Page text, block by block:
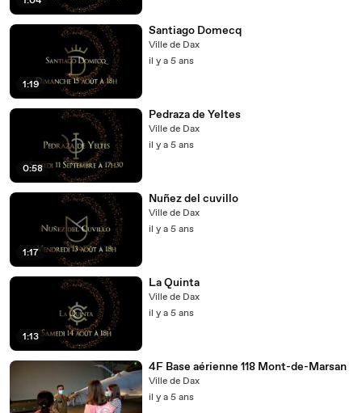
1:19
Santiago Domecq
Ville de Dax
il y a 5 ans
0:58
Pedraza de Yeltes
Ville de Dax
il y a 5 ans
1:17
Nuñez del cuvillo
Ville de Dax
il y a 5 ans
1:13
La Quinta
Ville de Dax
il y a 5 ans
4F Base aérienne 118 Mont-de-Marsan
Ville de Dax
il y a 5 ans